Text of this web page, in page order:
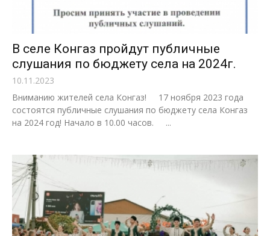
В селе Конгаз пройдут публичные
слушания по бюджету села на 2024г.
10.11.2023
Вниманию жителей села Конгаз! 17 ноября 2023 года
состоятся публичные слушания по бюджету села Конгаз
на 2024 год! Начало в 10.00 часов. ...